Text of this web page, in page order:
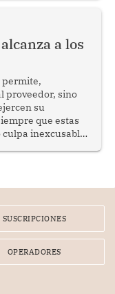
cohesión
a los
permite,
proveedor, sino
su
que estas
inexcusable
greet con
SUSCRIPCIONES
OPERADORES